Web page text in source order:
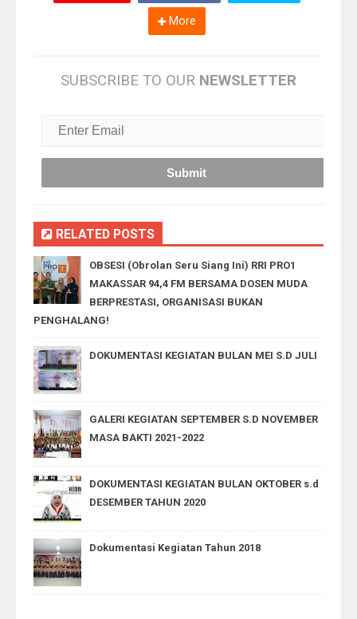
More
SUBSCRIBE TO OUR NEWSLETTER
RELATED POSTS
OBSESI (Obrolan Seru Siang Ini) RRI PRO1
MAKASSAR 94,4 FM BERSAMA DOSEN MUDA
BERPRESTASI, ORGANISASI BUKAN
PENGHALANG!
DOKUMENTASI KEGIATAN BULAN MEI S.D JULI
GALERI KEGIATAN SEPTEMBER S.D NOVEMBER
MASA BAKTI 2021-2022
DOKUMENTASI KEGIATAN BULAN OKTOBER s.d
DESEMBER TAHUN 2020
Dokumentasi Kegiatan Tahun 2018